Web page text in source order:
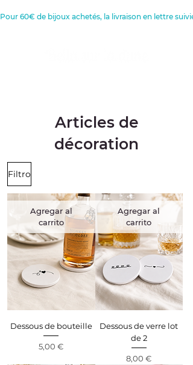
Pour 60€ de bijoux achetés, la livraison en lettre
Articles de
décoration
Filtro
Agregar al
carrito
Dessous de bouteille
Precio
5,00 €
Agregar al
carrito
Dessous de verre lot
de 2
Precio
8,00 €